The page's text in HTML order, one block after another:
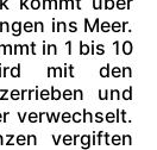
ins Meer.
in 1 bis 10
mit den
und
verwechselt.
vergiften